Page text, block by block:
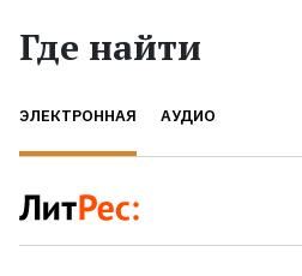
Где найти
ЭЛЕКТРОННАЯ АУДИО